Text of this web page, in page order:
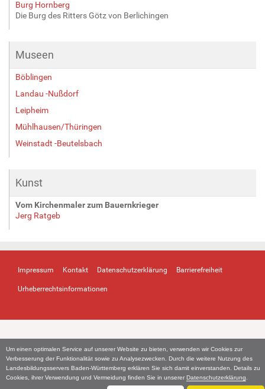
Um einen optimalen Service auf unserer Website zu bieten, verwenden wir Cookies zur
Verbesserung der Funktionalität sowie zu Analysezwecken. Durch die weitere Nutzung des
Landesbildungsservers Baden-Württemberg erklären Sie sich damit einverstanden. Details zu
Cookies, ihrer Verwendung und Vermeidung finden Sie in unserer Datenschutzerklärung
Burg Hornberg
Die Burg des Ritters Götz von Berlichingen
Museen
Böblingen
Landau -Nußdorf
Leipheim
Mühlhausen/Thüringen
Weinstadt -Beutelsbach
Kunst
Vom Kirchenmaler zum Bauernkrieger
Jerg Ratgeb
Impressum Kontakt Datenschutzerklärung Barrierefreiheit
Urheberrechtsinformationen